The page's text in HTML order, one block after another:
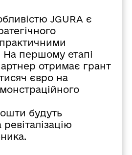
JGURA є
На першому етапі
отримає грант
євро на
будуть